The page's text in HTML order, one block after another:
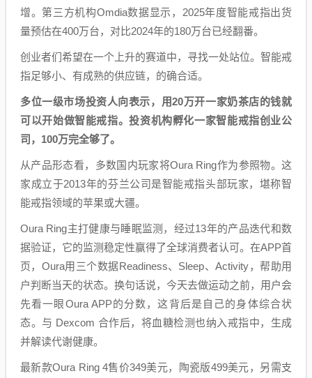
增。第三方机构Omdia数据显示，2025年度智能戒指出货
量预估在400万台，对比2024年的180万台已经翻番。
创业者们希望在一个上升的赛道中，寻找一处站位。智能戒
指足够小、有成熟的供应链，的确合适。
多位一级市场投资人向表示，用20万开一家奶茶店的钱就
可以开始做智能戒指。投资机构孵化一家智能戒指创业公
司，100万完全够了。
从产品形态看，多数国内玩家将Oura Ring作为参照物。这
家成立于2013年的芬兰公司是智能戒指头部玩家，堪称智
能戒指领域的苹果或大疆。
Oura Ring主打健康与睡眠监测，经过13年的产品迭代和数
据验证，它的监测稳定性赢得了全球消费者认可。在APP首
页，Oura用三个数据Readiness、Sleep、Activity，帮助用
户判断当天的状态。换句话说，今天去做运动之前，用户会
先看一眼Oura APP的分数，这背后是自己的身体综合状
态。与 Dexcom 合作后，将血糖检测也纳入戒指中，生成
并解读代谢健康。
最新款Oura Ring 4售价349美元，陶瓷版499美元，另需支